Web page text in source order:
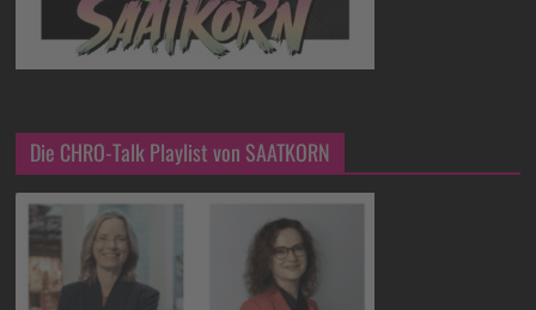
Die CHRO-Talk Playlist von SAATKORN